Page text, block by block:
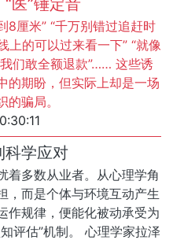
8厘米” “千万别错过追赶时
上的可以过来看一下” “就像
们敢全额退款”…… 这些诱
的期盼，但实际上却是一场
骗局。
科学应对
着多数从业者。从心理学角
，而是个体与环境互动产生
作规律，便能化被动承受为
评估”机制。 心理学家拉泽